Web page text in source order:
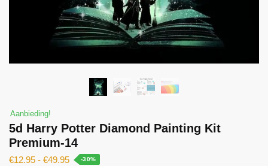
Aanbieding!
5d Harry Potter Diamond Painting Kit
Premium-14
€12.95 - €49.95 -30%